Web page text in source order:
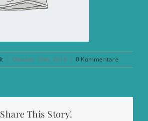
| Oktober 10th, 2018 | 0 Kommentare
Share This Story!